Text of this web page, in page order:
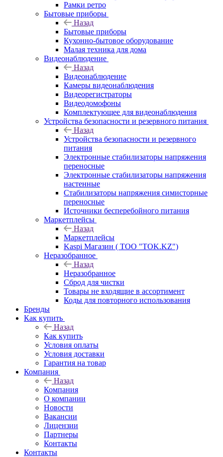
Рамки ретро
Бытовые приборы
Назад
Бытовые приборы
Кухонно-бытовое оборудование
Малая техника для дома
Видеонаблюдение
Назад
Видеонаблюдение
Камеры видеонаблюдения
Видеорегистраторы
Видеодомофоны
Комплектующее для видеонаблюдения
Устройства безопасности и резервного питания
Назад
Устройства безопасности и резервного
питания
Электронные стабилизаторы напряжения
переносные
Электронные стабилизаторы напряжения
настенные
Стабилизаторы напряжения симисторные
переносные
Источники бесперебойного питания
Маркетплейсы
Назад
Маркетплейсы
Kaspi Магазин ( ТОО "TOK.KZ")
Неразобранное
Назад
Неразобранное
Сброд для чистки
Товары не входящие в ассортимент
Коды для повторного использования
Бренды
Как купить
Назад
Как купить
Условия оплаты
Условия доставки
Гарантия на товар
Компания
Назад
Компания
О компании
Новости
Вакансии
Лицензии
Партнеры
Контакты
Контакты